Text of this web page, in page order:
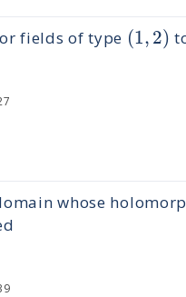
fields of type (1,2)
whose